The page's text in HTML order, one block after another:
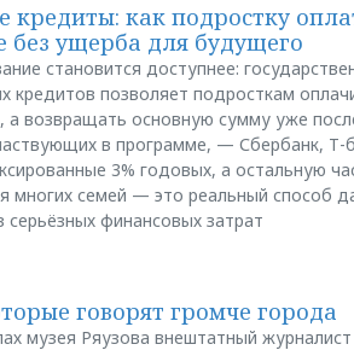
как подростку
без ущерба для будущего
становится доступнее:
кредитов позволяет подросткам
а возвращать основную сумму уже
в программе, — Сбербанк,
3% годовых, а остальную
многих семей — это реальный способ
серьёзных финансовых затрат
говорят громче города
музея Ряузова внештатный